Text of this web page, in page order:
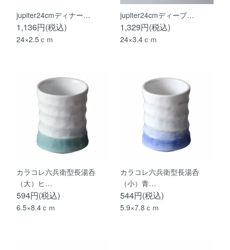
jupiter24cmディナー…
1,136円(税込)
24×2.5ｃｍ
jupiter24cmディープ…
1,329円(税込)
24×3.4ｃｍ
カラコレ六兵衛型長湯呑
（大）ヒ…
594円(税込)
6.5×8.4ｃｍ
カラコレ六兵衛型長湯呑
（小）青…
544円(税込)
5.9×7.8ｃｍ